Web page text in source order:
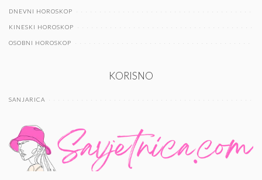
DNEVNI HOROSKOP
KINESKI HOROSKOP
OSOBNI HOROSKOP
KORISNO
SANJARICA